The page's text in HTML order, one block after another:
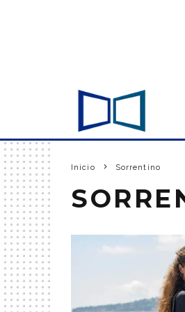
Inicio Sorrentino